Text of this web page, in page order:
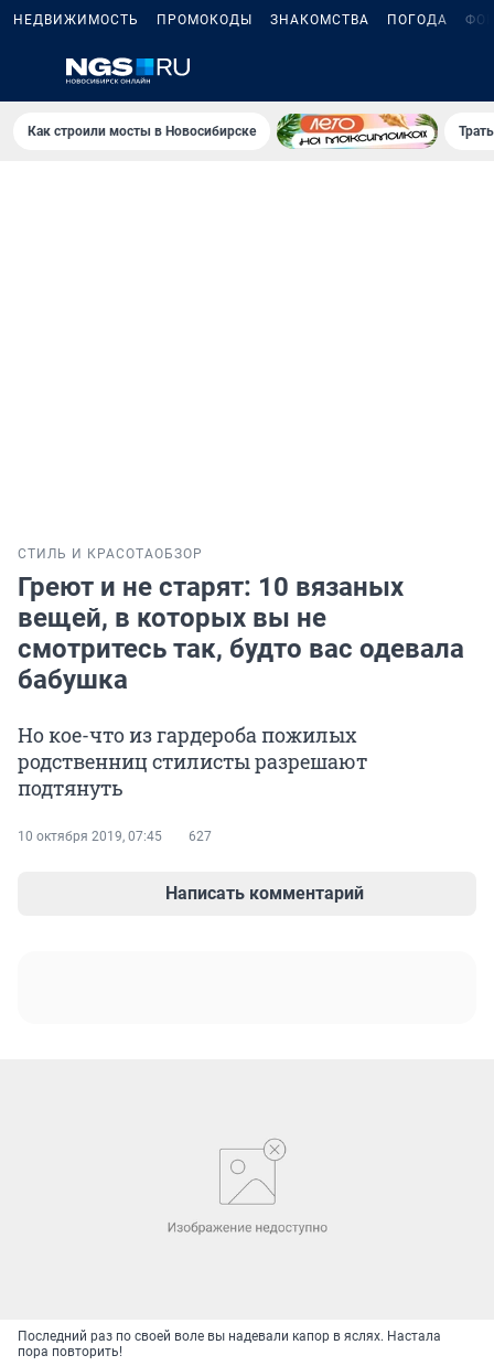
НЕДВИЖИМОСТЬ ПРОМОКОДЫ ЗНАКОМСТВА ПОГОДА
Как строили мосты в Новосибирске
СТИЛЬ И КРАСОТАОБЗОР
Греют и не старят: 10 вязаных
вещей, в которых вы не
смотритесь так, будто вас одевала
бабушка
Но кое-что из гардероба пожилых
родственниц стилисты разрешают
подтянуть
10 октября 2019, 07:45 627
Написать комментарий
Последний раз по своей воле вы надевали капор в яслях. Настала
пора повторить!